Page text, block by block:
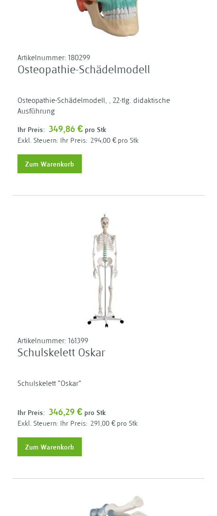
Artikelnummer: 180299
Osteopathie-Schädelmodell
Osteopathie-Schädelmodell, , 22-tlg. didaktische
Ausführung
Ihr Preis: 349,86 € pro Stk
Ihr Preis: 294,00 € pro Stk
Zum Warenkorb
Artikelnummer: 161399
Schulskelett Oskar
Schulskelett "Oskar"
Ihr Preis: 346,29 € pro Stk
Ihr Preis: 291,00 € pro Stk
Zum Warenkorb